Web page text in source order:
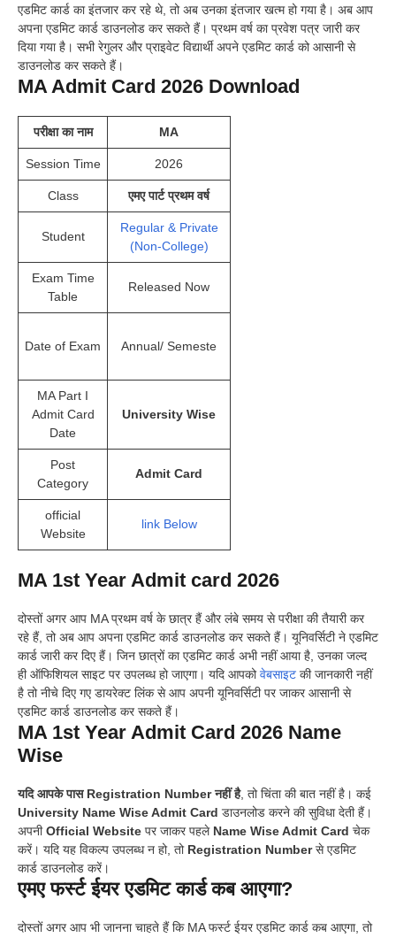
एडमिट कार्ड का इंतजार कर रहे थे, तो अब उनका इंतजार खत्म हो गया है। अब आप
अपना एडमिट कार्ड डाउनलोड कर सकते हैं। प्रथम वर्ष का प्रवेश पत्र जारी कर
दिया गया है। सभी रेगुलर और प्राइवेट विद्यार्थी अपने एडमिट कार्ड को आसानी से
डाउनलोड कर सकते हैं।
MA Admit Card 2026 Download
परीक्षा का नाम MA
Session Time 2026
Class एमए पार्ट प्रथम वर्ष
Student
Regular & Private
(Non-College)
Exam Time
Table
Released Now
Date of Exam Annual/ Semeste
MA Part I
Admit Card
Date
University Wise
Post
Category
Admit Card
official
Website
link Below
MA 1st Year Admit card 2026
दोस्तों अगर आप MA प्रथम वर्ष के छात्र हैं और लंबे समय से परीक्षा की तैयारी कर
रहे हैं, तो अब आप अपना एडमिट कार्ड डाउनलोड कर सकते हैं। यूनिवर्सिटी ने एडमिट
कार्ड जारी कर दिए हैं। जिन छात्रों का एडमिट कार्ड अभी नहीं आया है, उनका जल्द
ही ऑफिशियल साइट पर उपलब्ध हो जाएगा। यदि आपकोवेबसाइट की जानकारी नहीं
है तो नीचे दिए गए डायरेक्ट लिंक से आप अपनी यूनिवर्सिटी पर जाकर आसानी से
एडमिट कार्ड डाउनलोड कर सकते हैं।
MA 1st Year Admit Card 2026 Name
Wise
यदि आपके पास Registration Number नहीं है, तो चिंता की बात नहीं है। कई
University Name Wise Admit Card डाउनलोड करने की सुविधा देती हैं।
अपनीOfficial Website पर जाकर पहले Name Wise Admit Card चेक
करें। यदि यह विकल्प उपलब्ध न हो, तो Registration Numberसे एडमिट
कार्ड डाउनलोड करें।
एमए फर्स्ट ईयर एडमिट कार्ड कब आएगा?
दोस्तों अगर आप भी जानना चाहते हैं कि MA फर्स्ट ईयर एडमिट कार्ड कब आएगा, तो